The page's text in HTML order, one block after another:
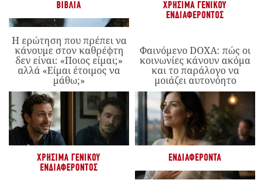
ΒΙΒΛΊΑ
Η ερώτηση που πρέπει να
κάνουμε στον καθρέφτη
δεν είναι: «Ποιος είμαι;»
αλλά «Είμαι έτοιμος να
μάθω;»
ΧΡΉΣΙΜΑ ΓΕΝΙΚΟΎ
ΕΝΔΙΑΦΈΡΟΝΤΟΣ
Φαινόμενο DOXA: πώς οι
κοινωνίες κάνουν ακόμα
και το παράλογο να
μοιάζει αυτονόητο
ΧΡΉΣΙΜΑ ΓΕΝΙΚΟΎ
ΕΝΔΙΑΦΈΡΟΝΤΟΣ
ΕΝΔΙΑΦΈΡΟΝΤΑ